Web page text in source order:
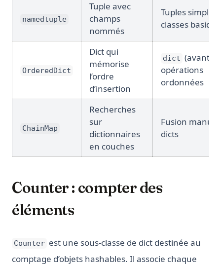
namedtuple
Tuple avec
champs
nommés
Tuples
classes
OrderedDict
Dict qui
mémorise
l’ordre
d’insertion
dict (avant
opérations
ordonnées
ChainMap
Recherches
sur
dictionnaires
en couches
Fusion
dicts
Counter : compter des
éléments
Counter est une sous-classe de dict destinée au
comptage d’objets hashables. Il associe chaque